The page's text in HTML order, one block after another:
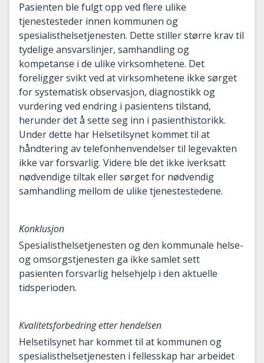
Pasienten ble fulgt opp ved flere ulike
tjenestesteder innen kommunen og
spesialisthelsetjenesten. Dette stiller større krav til
tydelige ansvarslinjer, samhandling og
kompetanse i de ulike virksomhetene. Det
foreligger svikt ved at virksomhetene ikke sørget
for systematisk observasjon, diagnostikk og
vurdering ved endring i pasientens tilstand,
herunder det å sette seg inn i pasienthistorikk.
Under dette har Helsetilsynet kommet til at
håndtering av telefonhenvendelser til legevakten
ikke var forsvarlig. Videre ble det ikke iverksatt
nødvendige tiltak eller sørget for nødvendig
samhandling mellom de ulike tjenestestedene.
Konklusjon
Spesialisthelsetjenesten og den kommunale helse-
og omsorgstjenesten ga ikke samlet sett
pasienten forsvarlig helsehjelp i den aktuelle
tidsperioden.
Kvalitetsforbedring etter hendelsen
Helsetilsynet har kommet til at kommunen og
spesialisthelsetjenesten i fellesskap har arbeidet